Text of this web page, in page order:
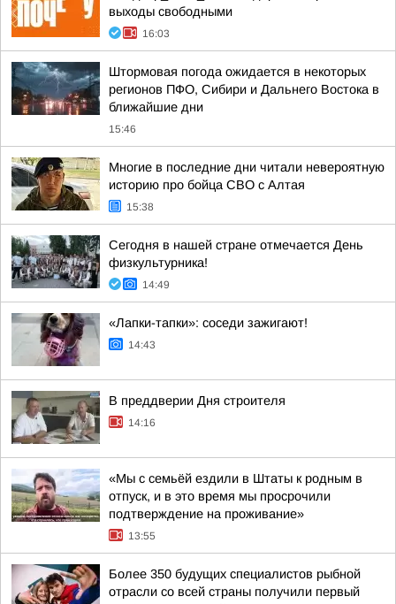
выходы свободными
16:03
Штормовая погода ожидается в некоторых
регионов ПФО, Сибири и Дальнего Востока в
ближайшие дни
15:46
Многие в последние дни читали невероятную
историю про бойца СВО с Алтая
15:38
Сегодня в нашей стране отмечается День
физкультурника!
14:49
«Лапки-тапки»: соседи зажигают!
14:43
В преддверии Дня строителя
14:16
«Мы с семьёй ездили в Штаты к родным в
отпуск, и в это время мы просрочили
подтверждение на проживание»
13:55
Более 350 будущих специалистов рыбной
отрасли со всей страны получили первый